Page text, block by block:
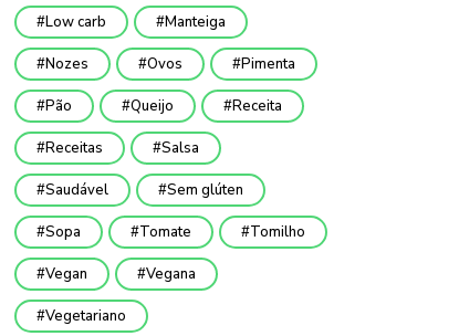
Low carb Manteiga
Nozes Ovos Pimenta
Pão Queijo Receita
Receitas Salsa
Saudável Sem glúten
Sopa Tomate Tomilho
Vegan Vegana
Vegetariano